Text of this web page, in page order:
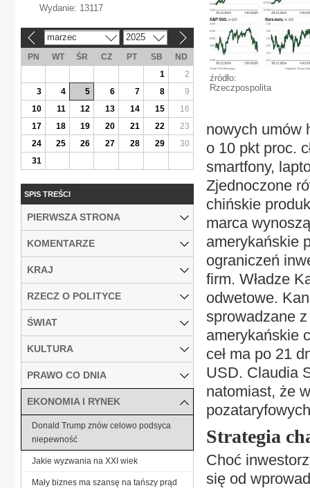
źródło:
Rzeczpospolita
nowych umów
o 10 pkt proc.
smartfony,
Zjednoczone
chińskie
marca
amerykańskie
ograniczeń
firm. Władze
odwetowe.
sprowadzane
amerykańskie
ceł ma po 21
USD. Claudia
natomiast, że
Strategia
Choć
się od
Wydanie: 13117
marzec 2025
PN WT ŚR CZ PT SB
ND
1
2
3
4 5 6 7 8
9
10
11 12 13 14 15
16
17
18 19 20 21 22
23
24
25 26 27 28 29
30
31
SPIS TREŚCI
PIERWSZA STRONA
KOMENTARZE
KRAJ
RZECZ O POLITYCE
ŚWIAT
KULTURA
PRAWO CO DNIA
EKONOMIA I RYNEK
Donald Trump znów celowo podsyca
niepewność
Jakie wyzwania na XXI wiek
Mały biznes ma szansę na tańszy prąd